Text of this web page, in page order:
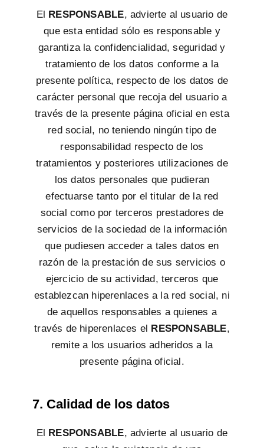
El RESPONSABLE, advierte al usuario de
que esta entidad sólo es responsable y
garantiza la confidencialidad, seguridad y
tratamiento de los datos conforme a la
presente política, respecto de los datos de
carácter personal que recoja del usuario a
través de la presente página oficial en esta
red social, no teniendo ningún tipo de
responsabilidad respecto de los
tratamientos y posteriores utilizaciones de
los datos personales que pudieran
efectuarse tanto por el titular de la red
social como por terceros prestadores de
servicios de la sociedad de la información
que pudiesen acceder a tales datos en
razón de la prestación de sus servicios o
ejercicio de su actividad, terceros que
establezcan hiperenlaces a la red social, ni
de aquellos responsables a quienes a
través de hiperenlaces el RESPONSABLE,
remite a los usuarios adheridos a la
presente página oficial.
7. Calidad de los datos
El RESPONSABLE, advierte al usuario de